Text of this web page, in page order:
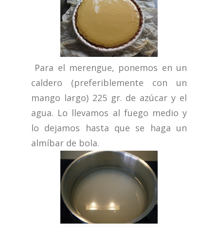
Para el merengue, ponemos en un
caldero (preferiblemente con un
mango largo) 225 gr. de azúcar y el
agua. Lo llevamos al fuego medio y
lo dejamos hasta que se haga un
almíbar de bola.